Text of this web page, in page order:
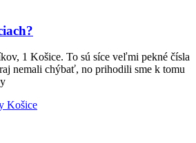
1 Košice. To sú síce veľmi pekné čísla
nemali chýbať, no prihodili sme k tomu
Košice